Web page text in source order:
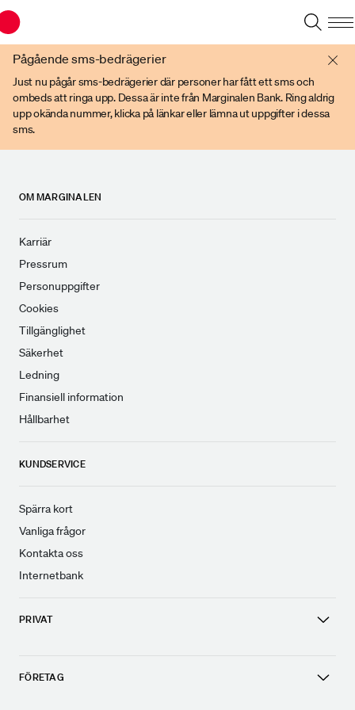
Pågående sms-bedrägerier
Just nu pågår sms-bedrägerier där personer har fått ett sms och
ombeds att ringa upp. Dessa är inte från Marginalen Bank. Ring aldrig
upp okända nummer, klicka på länkar eller lämna ut uppgifter i dessa
sms.
OM MARGINALEN
Karriär
Pressrum
Personuppgifter
Cookies
Tillgänglighet
Säkerhet
Ledning
Finansiell information
Hållbarhet
KUNDSERVICE
Spärra kort
Vanliga frågor
Kontakta oss
Internetbank
PRIVAT
FÖRETAG
Du har en gammal webbläsare. Vänligen använd senare versioner av t ex